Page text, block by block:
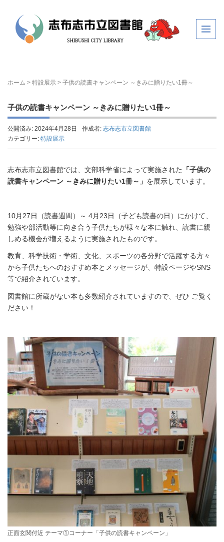
ホーム > 特設展示 > 子供の読書キャンペーン ～きみに贈りたい1冊～
子供の読書キャンペーン ～きみに贈りたい1冊～
公開済み: 2024年4月28日 作成者: 志布志市立図書館
カテゴリー: 特設展示
志布志市立図書館では、文部科学省によって実施された
「子供の
読書キャンペーン ～きみに贈りたい1冊～」 を展示しています。
10月27日（読書週間）～ 4月23日（子ども読書の日）にかけて、
勉強や部活動等に向き合う子供たちが様々な本に触れ、読書に親
しめる機会が増えるように実施されたものです。
教育、科学技術・学術、文化、スポーツの各分野で活躍する方々
から子供たちへのおすすめ本とメッセージが、特設ページやSNS
等で紹介されています。
図書館に所蔵がない本も多数紹介されていますので、ぜひ ご覧く
ださい！
正面玄関付近 テーマ①コーナー「子供の読書キャンペーン」